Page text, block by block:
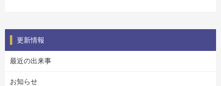
更新情報
最近の出来事
お知らせ